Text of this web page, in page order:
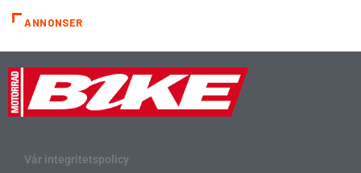
ANNONSER
Vår integritetspolicy